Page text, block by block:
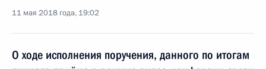
11 мая 2018 года, 19:02
О ходе исполнения поручения, данного по итогам